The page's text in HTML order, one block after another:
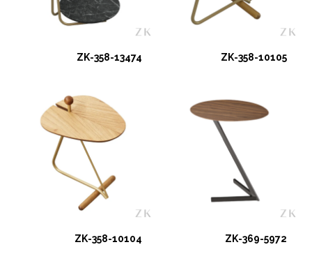
ZK-358-13474 ZK-358-10105
ZK-358-10104 ZK-369-5972